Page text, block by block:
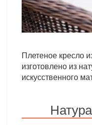
Плетеное кресло
изготовлено из
искусственного